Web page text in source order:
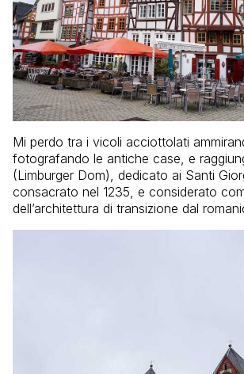
Mi perdo tra i vicoli acciottolati
fotografando le antiche case, e
(Limburger Dom), dedicato ai Santi
consacrato nel 1235, e considerato
dell’architettura di transizione dal